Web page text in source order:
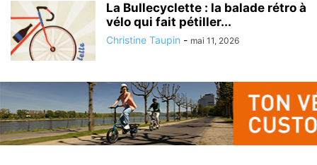
La Bullecyclette : la balade rétro à
vélo qui fait pétiller...
Christine Taupin - mai 11, 2026